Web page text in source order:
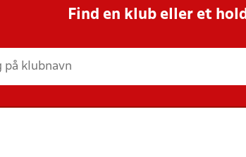
Find en klub eller et hold